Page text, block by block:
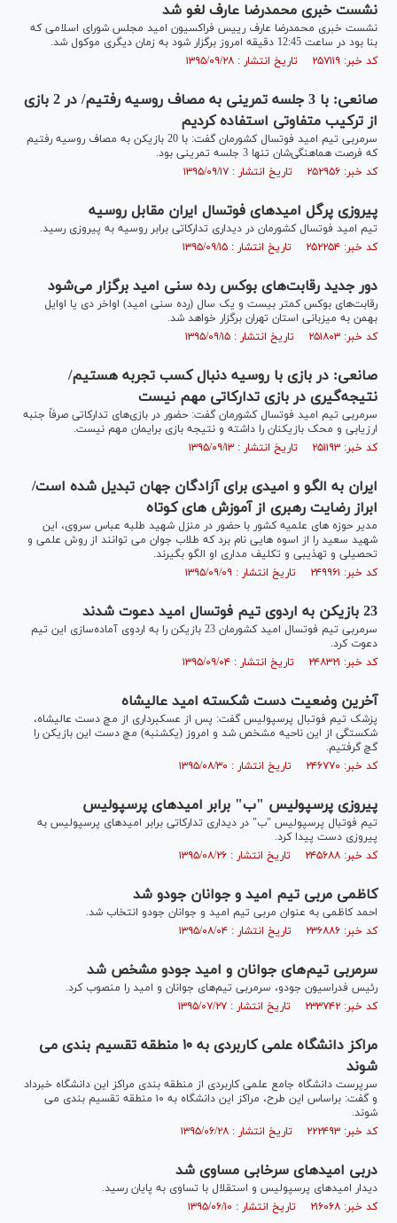
نشست خبری محمدرضا عارف لغو شد
نشست خبری محمدرضا عارف رییس فراکسیون امید مجلس شورای اسلامی که
بنا بود در ساعت 12:45 دقیقه امروز برگزار شود به زمان دیگری موکول شد.
کد خبر: ۲۵۷۱۱۹ تاریخ انتشار : ۱۳۹۵/۰۹/۲۸
صانعی: با 3 جلسه تمرینی به مصاف روسیه رفتیم/ در 2 بازی
از ترکیب متفاوتی استفاده کردیم
سرمربی تیم امید فوتسال کشورمان گفت: با 20 بازیکن به مصاف روسیه رفتیم
که فرصت هماهنگی‌شان تنها 3 جلسه تمرینی بود.
کد خبر: ۲۵۲۹۵۶ تاریخ انتشار : ۱۳۹۵/۰۹/۱۷
پیروزی پرگل امید‌های فوتسال ایران مقابل روسیه
تیم امید فوتسال کشورمان در دیداری تدارکاتی برابر روسیه به پیروزی رسید.
کد خبر: ۲۵۲۲۵۴ تاریخ انتشار : ۱۳۹۵/۰۹/۱۵
دور جدید رقابت‌های بوکس رده سنی امید برگزار می‌شود
رقابت‌های بوکس کمتر بیست و یک سال (رده سنی امید) اواخر دی یا اوایل
بهمن به میزبانی استان تهران برگزار خواهد شد.
کد خبر: ۲۵۱۸۰۳ تاریخ انتشار : ۱۳۹۵/۰۹/۱۵
صانعی: در بازی با روسیه دنبال کسب تجربه هستیم/
نتیجه‌گیری در بازی تدارکاتی مهم نیست
سرمربی تیم امید فوتسال کشورمان گفت: حضور در بازی‌های تدارکاتی صرفاً جنبه
ارزیابی و محک بازیکنان را داشته و نتیجه بازی برایمان مهم نیست.
کد خبر: ۲۵۱۱۹۳ تاریخ انتشار : ۱۳۹۵/۰۹/۱۳
ایران به الگو و امیدی برای آزادگان جهان تبدیل شده است/
ابراز رضایت رهبری از آموزش های کوتاه
مدیر حوزه های علمیه کشور با حضور در منزل شهید طلبه عباس سروی، این
شهید سعید را از اسوه هایی نام برد که طلاب جوان می توانند از روش علمی و
تحصیلی و تهذیبی و تکلیف مداری او الگو بگیرند.
کد خبر: ۲۴۹۹۶۱ تاریخ انتشار : ۱۳۹۵/۰۹/۰۹
23 بازیکن به اردوی تیم فوتسال امید دعوت شدند
سرمربی تیم فوتسال امید کشورمان 23 بازیکن را به اردوی آماده‌سازی این تیم
دعوت کرد.
کد خبر: ۲۴۸۳۲۱ تاریخ انتشار : ۱۳۹۵/۰۹/۰۴
آخرین وضعیت دست شکسته امید عالیشاه
پزشک تیم فوتبال پرسپولیس گفت: پس از عسکبرداری از مچ دست عالیشاه،
شکستگی از این ناحیه مشخص شد و امروز (یکشنبه) مچ دست این بازیکن را
گچ گرفتیم.
کد خبر: ۲۴۶۷۷۰ تاریخ انتشار : ۱۳۹۵/۰۸/۳۰
پیروزی پرسپولیس "ب" برابر امیدهای پرسپولیس
تیم فوتبال پرسپولیس "ب" در دیداری تدارکاتی برابر امیدهای پرسپولیس به
پیروزی دست پیدا کرد.
کد خبر: ۲۴۵۶۸۸ تاریخ انتشار : ۱۳۹۵/۰۸/۲۶
کاظمی مربی تیم امید و جوانان جودو شد
احمد کاظمی به عنوان مربی تیم امید و جوانان جودو انتخاب شد.
کد خبر: ۲۳۶۸۸۶ تاریخ انتشار : ۱۳۹۵/۰۸/۰۴
سرمربی تیم‌های جوانان و امید جودو مشخص شد
رئیس فدراسیون جودو، سرمربی تیم‌های جوانان و امید را منصوب کرد.
کد خبر: ۲۳۳۷۴۲ تاریخ انتشار : ۱۳۹۵/۰۷/۲۷
مراکز دانشگاه علمی کاربردی به ۱۰ منطقه تقسیم بندی می
شوند
سرپرست دانشگاه جامع علمی کاربردی از منطقه بندی مراکز این دانشگاه خبرداد
و گفت: براساس این طرح، مراکز این دانشگاه به ۱۰ منطقه تقسیم بندی می
شوند.
کد خبر: ۲۲۲۴۹۳ تاریخ انتشار : ۱۳۹۵/۰۶/۲۸
دربی امیدهای سرخابی مساوی شد
دیدار امیدهای پرسپولیس و استقلال با تساوی به پایان رسید.
کد خبر: ۲۱۶۰۶۸ تاریخ انتشار : ۱۳۹۵/۰۶/۱۰